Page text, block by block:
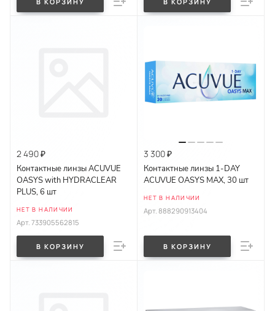
2 490 ₽
Контактные линзы ACUVUE
OASYS with HYDRACLEAR
PLUS, 6 шт
НЕТ В НАЛИЧИИ
Арт. 733905562815
В КОРЗИНУ
3 300 ₽
Контактные линзы 1-DAY
ACUVUE OASYS MAX, 30 шт
НЕТ В НАЛИЧИИ
Арт. 888290913404
В КОРЗИНУ